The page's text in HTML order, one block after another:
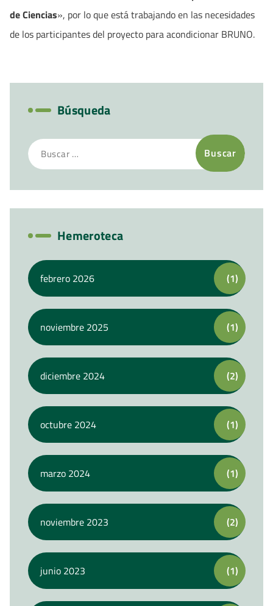
de Ciencias», por lo que está trabajando en las necesidades
de los participantes del proyecto para acondicionar BRUNO.
Búsqueda
Buscar:
Hemeroteca
febrero 2026 (1)
noviembre 2025 (1)
diciembre 2024 (2)
octubre 2024 (1)
marzo 2024 (1)
noviembre 2023 (2)
junio 2023 (1)